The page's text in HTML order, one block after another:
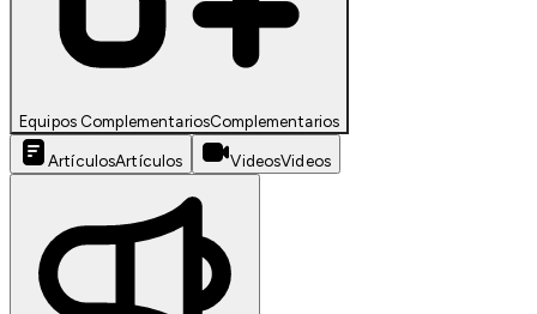
Equipos ComplementariosComplementarios
ArtículosArtículos VideosVideos